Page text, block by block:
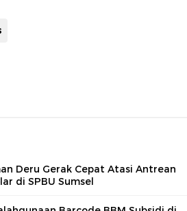
Deru Gerak Cepat Atasi Antrean
di SPBU Sumsel